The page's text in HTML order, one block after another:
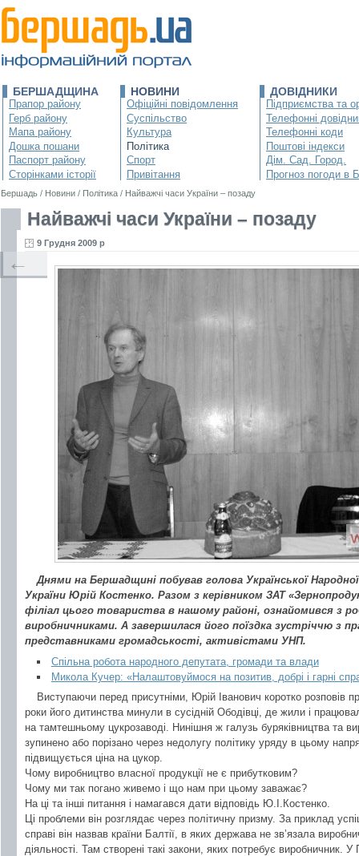
БЕРШАДЩИНА
Прапор району
Герб району
Мапа району
Дошка пошани
Паспорт району
Сторінками історії
НОВИНИ
Офіційні повідомлення
Суспільство
Культура
Політика
Спорт
Привітання
ДОВІДНИКИ
Підприємства та
Телефонні
Телефонні коди
Поштові індекси
Дім. Сад. Город.
Прогноз погоди в
Бершадь / Новини / Політика / Найважчі часи України – позаду
Найважчі часи України – позаду
9 Грудня 2009 р
Днями на Бершадщині побував голова Української
України Юрій Костенко. Разом з керівником ЗАТ
філіал цього товариства в нашому районі, ознайомився з
виробничниками. А завершилася його поїздка зустріччю з
представниками громадськості, активістами УНП.
Спільна робота народного депутата, громади та влади
Микола Кучер: «Налаштовуймося на позитив, добрі і гарні
Виступаючи перед присутніми, Юрій Іванович коротко розповів
роки його дитинства минули в сусідній Ободівці, де жили і
на тамтешньому цукрозаводі. Нинішня ж галузь буряківництва та
зупинено або порізано через недолугу політику уряду в цьому
підвищується ціна на цукор.
Чому виробництво власної продукції не є прибутковим?
Чому ми так погано живемо і що нам при цьому заважає?
На ці та інші питання і намагався дати відповідь Ю.І.Костенко.
Ці проблеми він розглядає через політичну призму. За приклад
справі він назвав країни Балтії, в яких держава не зв’язала
діяльності. Там створені такі закони, яких потребує виробничник.
←